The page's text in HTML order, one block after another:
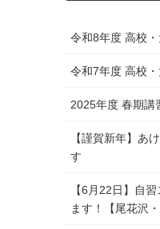
令和8年度 高校
令和7年度 高校
2025年度 春期講
【謹賀新年】あ
す
【6月22日】自
ます！【尾花沢